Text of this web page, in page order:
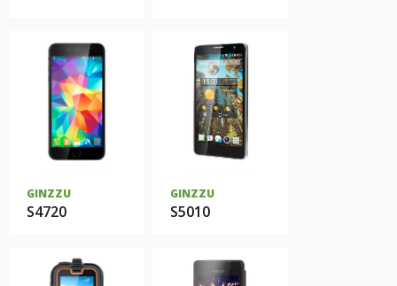
GINZZU
S4720
GINZZU
S5010